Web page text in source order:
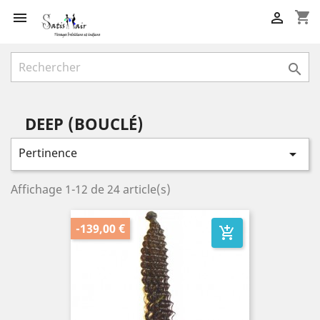
 shopping_cart


DEEP (BOUCLÉ)
Pertinence 
Affichage 1-12 de 24 article(s)
-139,00 € add_shopping_cart